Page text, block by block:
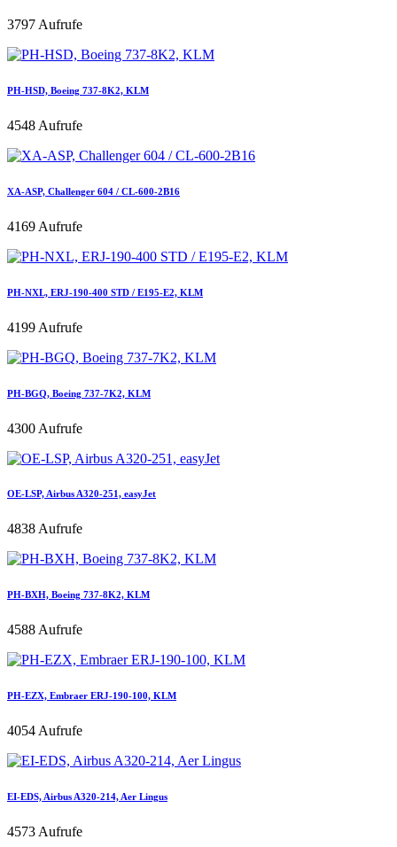
3797 Aufrufe
PH-HSD, Boeing 737-8K2, KLM
4548 Aufrufe
XA-ASP, Challenger 604 / CL-600-2B16
4169 Aufrufe
PH-NXL, ERJ-190-400 STD / E195-E2, KLM
4199 Aufrufe
PH-BGQ, Boeing 737-7K2, KLM
4300 Aufrufe
OE-LSP, Airbus A320-251, easyJet
4838 Aufrufe
PH-BXH, Boeing 737-8K2, KLM
4588 Aufrufe
PH-EZX, Embraer ERJ-190-100, KLM
4054 Aufrufe
EI-EDS, Airbus A320-214, Aer Lingus
4573 Aufrufe